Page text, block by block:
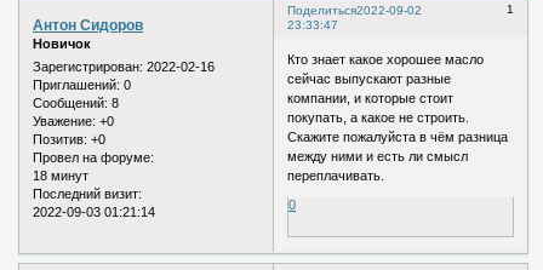
Поделиться 1
2022-09-02
23:33:47
Антон Сидоров
Новичок
Зарегистрирован: 2022-02-16
Приглашений: 0
Сообщений: 8
Уважение: +0
Позитив: +0
Провел на форуме:
18 минут
Последний визит:
2022-09-03 01:21:14
Кто знает какое хорошее масло
сейчас выпускают разные
компании, и которые стоит
покупать, а какое не строить.
Скажите пожалуйста в чём разница
между ними и есть ли смысл
переплачивать.
0